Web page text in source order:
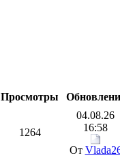
Просмотры
1264
04.08.26
16:58
От